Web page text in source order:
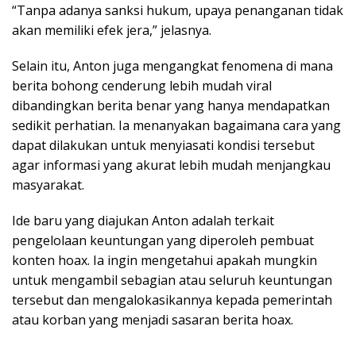
“Tanpa adanya sanksi hukum, upaya penanganan tidak
akan memiliki efek jera,” jelasnya.
Selain itu, Anton juga mengangkat fenomena di mana
berita bohong cenderung lebih mudah viral
dibandingkan berita benar yang hanya mendapatkan
sedikit perhatian. Ia menanyakan bagaimana cara yang
dapat dilakukan untuk menyiasati kondisi tersebut
agar informasi yang akurat lebih mudah menjangkau
masyarakat.
Ide baru yang diajukan Anton adalah terkait
pengelolaan keuntungan yang diperoleh pembuat
konten hoax. Ia ingin mengetahui apakah mungkin
untuk mengambil sebagian atau seluruh keuntungan
tersebut dan mengalokasikannya kepada pemerintah
atau korban yang menjadi sasaran berita hoax.